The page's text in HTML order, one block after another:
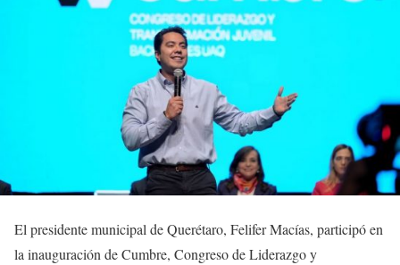
El presidente municipal de Querétaro, Felifer Macías, participó en
la inauguración de Cumbre, Congreso de Liderazgo y